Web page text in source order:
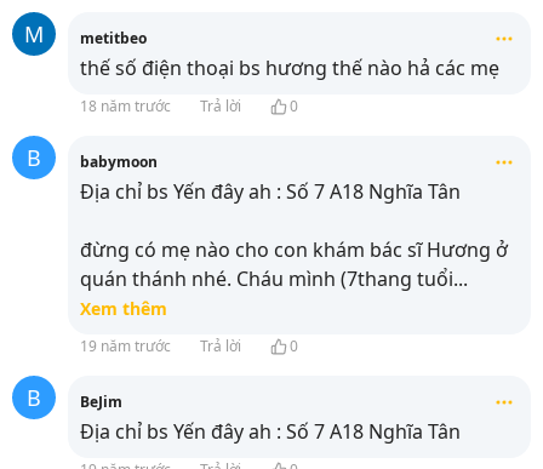
M metitbeo
thế số điện thoại bs hương thế nào hả các mẹ
18 năm trước Trả lời 0
B babymoon
Địa chỉ bs Yến đây ah : Số 7 A18 Nghĩa Tân
đừng có mẹ nào cho con khám bác sĩ Hương ở
quán thánh nhé. Cháu mình (7thang tuổi...
Xem thêm
19 năm trước Trả lời 0
B BeJim
Địa chỉ bs Yến đây ah : Số 7 A18 Nghĩa Tân